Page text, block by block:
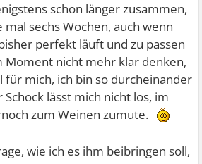
schon länger zusammen,
sechs Wochen, auch wenn
perfekt läuft und zu passen
Moment nicht mehr klar denken,
für mich, ich bin so durcheinander
lässt mich nicht los, im
zum Weinen zumute.
wie ich es ihm beibringen soll,